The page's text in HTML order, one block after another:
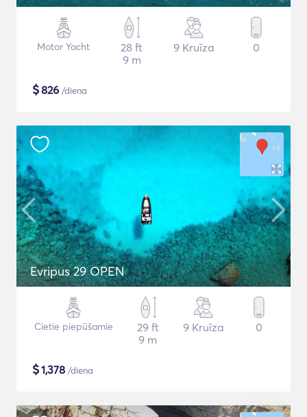
Motor Yacht
28 ft
9 m
9 Kruīza 0
$826 /diena
Evripus 29 OPEN
Cietie piepūšamie
29 ft
9 m
9 Kruīza 0
$1,378 /diena